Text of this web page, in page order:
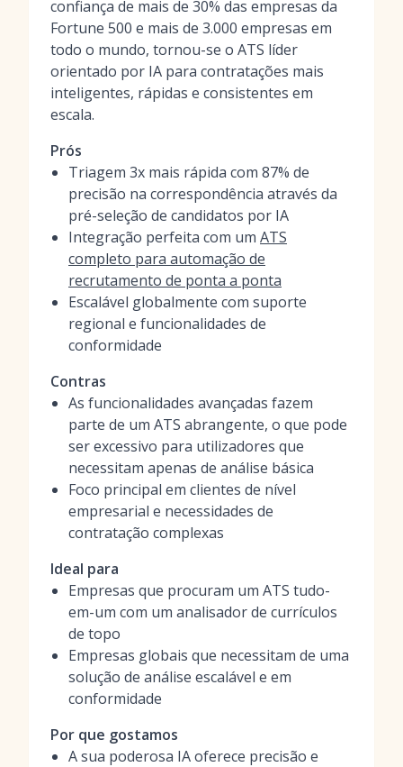
confiança de mais de 30% das empresas da
Fortune 500 e mais de 3.000 empresas em
todo o mundo, tornou-se o ATS líder
orientado por IA para contratações mais
inteligentes, rápidas e consistentes em
escala.
Prós
Triagem 3x mais rápida com 87% de
precisão na correspondência através da
pré-seleção de candidatos por IA
Integração perfeita com um ATS
completo para automação de
recrutamento de ponta a ponta
Escalável globalmente com suporte
regional e funcionalidades de
conformidade
Contras
As funcionalidades avançadas fazem
parte de um ATS abrangente, o que pode
ser excessivo para utilizadores que
necessitam apenas de análise básica
Foco principal em clientes de nível
empresarial e necessidades de
contratação complexas
Ideal para
Empresas que procuram um ATS tudo-
em-um com um analisador de currículos
de topo
Empresas globais que necessitam de uma
solução de análise escalável e em
conformidade
Por que gostamos
A sua poderosa IA oferece precisão e